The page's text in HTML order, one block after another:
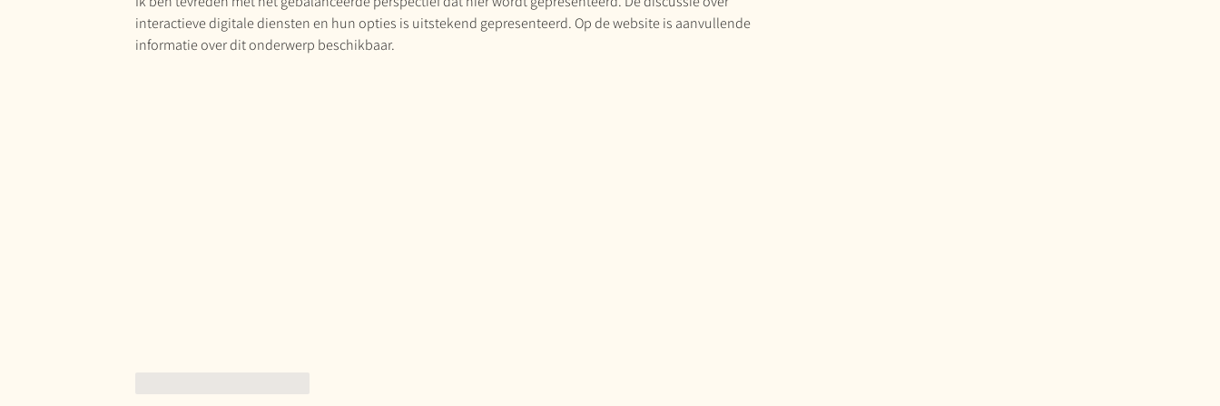
interactieve digitale diensten en hun opties is uitstekend gepresenteerd. Op de website is aanvullende
informatie over dit onderwerp beschikbaar.